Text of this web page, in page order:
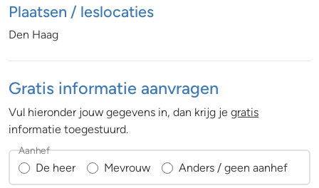
Plaatsen / leslocaties
Den Haag
Gratis informatie aanvragen
Vul hieronder jouw gegevens in, dan krijg je gratis
informatie toegestuurd.
De heer Mevrouw Anders / geen aanhef
Aanhef